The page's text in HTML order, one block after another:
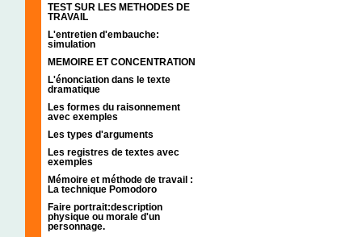
TEST SUR LES METHODES DE
TRAVAIL
L'entretien d'embauche:
simulation
MEMOIRE ET CONCENTRATION
L'énonciation dans le texte
dramatique
Les formes du raisonnement
avec exemples
Les types d'arguments
Les registres de textes avec
exemples
Mémoire et méthode de travail :
La technique Pomodoro
Faire portrait:description
physique ou morale d'un
personnage.